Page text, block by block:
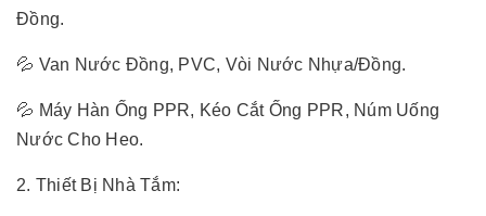
Đồng.
💦 Van Nước Đồng, PVC, Vòi Nước Nhựa/Đồng.
💦 Máy Hàn Ống PPR, Kéo Cắt Ống PPR, Núm Uống
Nước Cho Heo.
2. Thiết Bị Nhà Tắm: